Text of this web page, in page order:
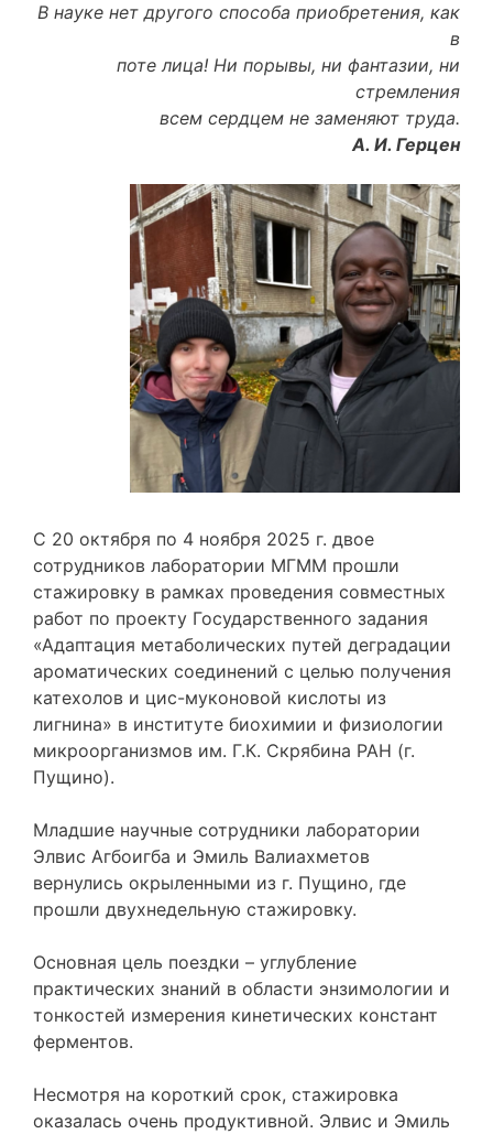
В науке нет другого способа приобретения, как
в
поте лица! Ни порывы, ни фантазии, ни
стремления
всем сердцем не заменяют труда.
А. И. Герцен
С 20 октября по 4 ноября 2025 г. двое
сотрудников лаборатории МГММ прошли
стажировку в рамках проведения совместных
работ по проекту Государственного задания
«Адаптация метаболических путей деградации
ароматических соединений с целью получения
катехолов и цис-муконовой кислоты из
лигнина» в институте биохимии и физиологии
микроорганизмов им. Г.К. Скрябина РАН (г.
Пущино).
Младшие научные сотрудники лаборатории
Элвис Агбоигба и Эмиль Валиахметов
вернулись окрыленными из г. Пущино, где
прошли двухнедельную стажировку.
Основная цель поездки – углубление
практических знаний в области энзимологии и
тонкостей измерения кинетических констант
ферментов.
Несмотря на короткий срок, стажировка
оказалась очень продуктивной. Элвис и Эмиль